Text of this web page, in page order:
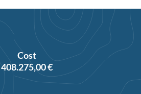
Cost
408.275,00 €